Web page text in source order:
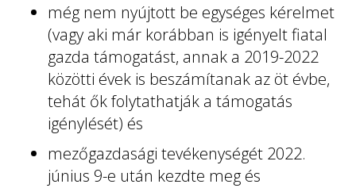
még nem nyújtott be egységes kérelmet
(vagy aki már korábban is igényelt fiatal
gazda támogatást, annak a 2019-2022
közötti évek is beszámítanak az öt évbe,
tehát ők folytathatják a támogatás
igénylését) és
mezőgazdasági tevékenységét 2022.
június 9-e után kezdte meg és